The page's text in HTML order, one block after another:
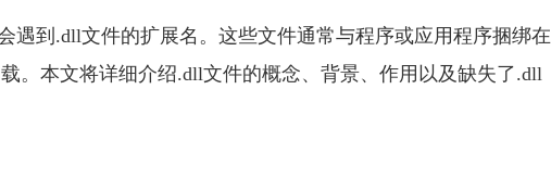
遇到.dll文件的扩展名。这些文件通常与程序或应用程序捆绑在
。本文将详细介绍.dll文件的概念、背景、作用以及缺失了.dll